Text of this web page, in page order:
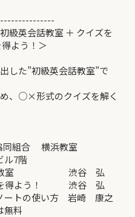
級英会話教室 ＋ クイズを
う！＞
した”初級英会話教室”で
め、○×形式のクイズを解く
同組合 横浜教室
7階
英会話教室 渋谷 弘
識を得よう！ 渋谷 弘
ートの使い方 岩崎 康之
無料